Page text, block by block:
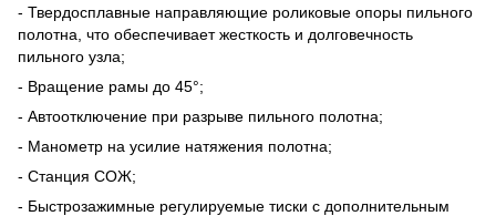
- Твердосплавные направляющие роликовые опоры пильного
полотна, что обеспечивает жесткость и долговечность
пильного узла;
- Вращение рамы до 45°;
- Автоотключение при разрыве пильного полотна;
- Манометр на усилие натяжения полотна;
- Станция СОЖ;
- Быстрозажимные регулируемые тиски с дополнительным